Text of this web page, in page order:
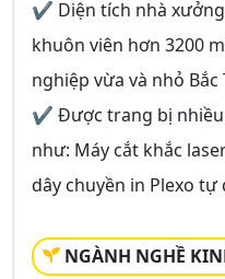
✔ Diện tích nhà
khuôn viên hơn 3200
nghiệp vừa và nhỏ Bắc
✔ Được trang bị nhiều
như: Máy cắt khắc
dây chuyền in Plexo tự
NGÀNH NGHỀ